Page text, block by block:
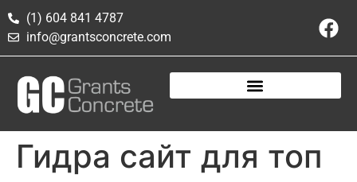
(1) 604 841 4787
info@grantsconcrete.com
Гидра сайт для топ